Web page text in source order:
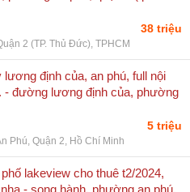
38 triệu
2 (TP. Thủ Đức), TPHCM
lương định của, an phú, full nội
- đường lương định của, phường
hồ chí minh
5 triệu
Phú, Quận 2, Hồ Chí Minh
lakeview cho thuê t2/2024,
- song hành, phường an phú,